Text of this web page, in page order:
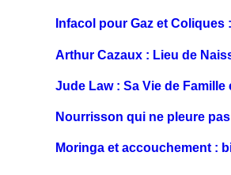
Infacol pour Gaz et
Arthur Cazaux : Lieu de
Jude Law : Sa Vie de Famille
Nourrisson qui ne pleure
Moringa et accouchement :